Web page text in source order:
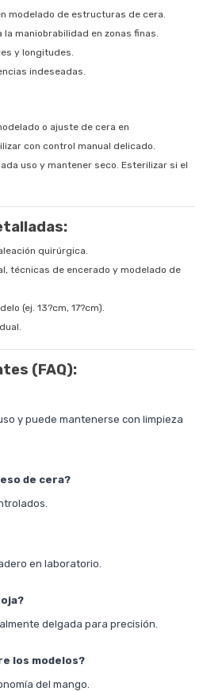
modelado de estructuras de cera.
maniobrabilidad en zonas finas.
y longitudes.
indeseadas.
o ajuste de cera en
con control manual delicado.
uso y mantener seco. Esterilizar si el
quirúrgica.
técnicas de encerado y modelado de
(ej. 13?cm, 17?cm).
(FAQ):
y puede mantenerse con limpieza
de cera?
en laboratorio.
delgada para precisión.
los modelos?
del mango.